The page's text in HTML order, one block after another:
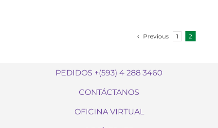
Previous 1 2
PEDIDOS +(593) 4 288 3460
CONTÁCTANOS
OFICINA VIRTUAL